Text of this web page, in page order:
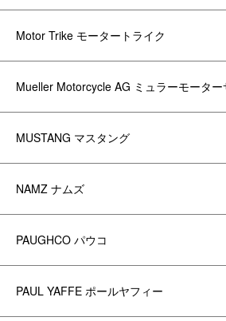
Motor Trike モータートライク
Mueller Motorcycle AG ミュラーモータ
MUSTANG マスタング
NAMZ ナムズ
PAUGHCO パウコ
PAUL YAFFE ポールヤフィー